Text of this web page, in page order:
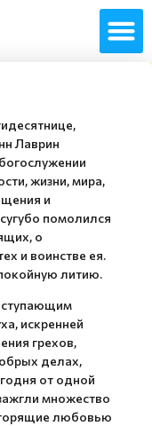
Лаврин
жизни, мира,
и
помолился
о
и воинстве ея.
литию.
искренней
грехов,
делах,
от одной
множество
любовью